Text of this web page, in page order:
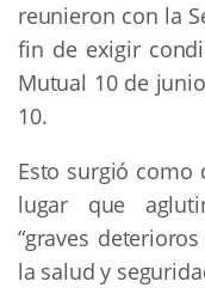
reunieron con la
fin de exigir
Mutual 10 de
10.
Esto surgió como
lugar que
“graves
la salud y